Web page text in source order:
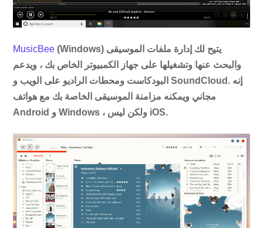
MusicBee (Windows) يتيح لك إدارة ملفات الموسيقى
والبحث عنها وتشغيلها على جهاز الكمبيوتر الخاص بك ، ويدعم
البودكاست ومحطات الراديو على الويب و SoundCloud. إنه
مجاني ويمكنه مزامنة الموسيقى الخاصة بك مع هواتف
Android و Windows ، ولكن ليس iOS.